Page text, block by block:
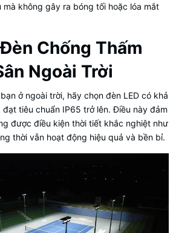
mà không gây ra bóng tối hoặc lóa mắt
Chống Thấm
Ngoài Trời
ở ngoài trời, hãy chọn đèn LED có khả
tiêu chuẩn IP65 trở lên. Điều này đảm
được điều kiện thời tiết khắc nghiệt như
thời vẫn hoạt động hiệu quả và bền bỉ.